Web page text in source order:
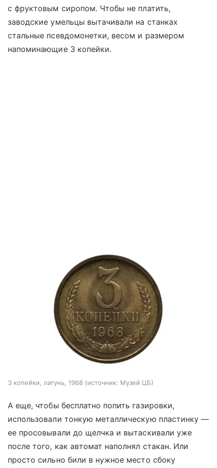
с фруктовым сиропом. Чтобы не платить,
заводские умельцы вытачивали на станках
стальные псевдомонетки, весом и размером
напоминающие 3 копейки.
3 копейки, латунь, 1968 источник: Музей ЦБ
А еще, чтобы бесплатно попить газировки,
использовали тонкую металлическую пластинку —
ее просовывали до щелчка и вытаскивали уже
после того, как автомат наполнял стакан. Или
просто сильно били в нужное место сбоку